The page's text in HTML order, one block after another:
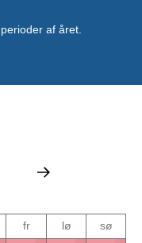
af året.
fr lø
sø